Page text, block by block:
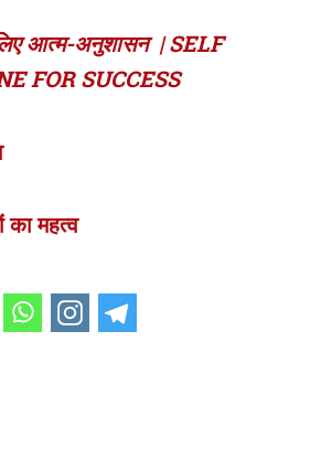
आत्म-अनुशासन | SELF
FOR SUCCESS
महत्व